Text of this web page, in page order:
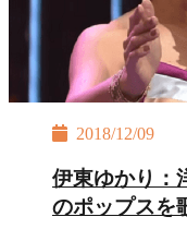
2018/12/09
伊東ゆかり：
のポップスを